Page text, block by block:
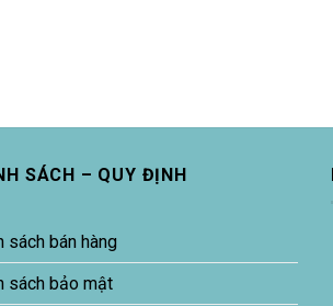
SÁCH – QUY ĐỊNH
sách bán hàng
sách bảo mật